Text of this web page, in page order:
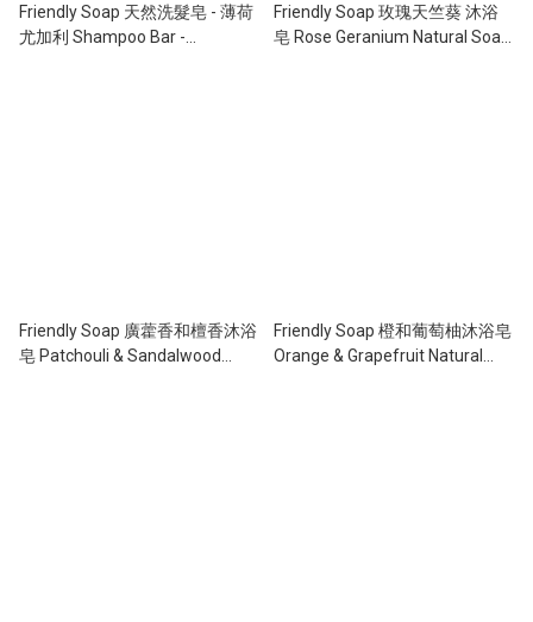
Friendly Soap 天然洗髮皂 - 薄荷
尤加利 Shampoo Bar -
Friendly Soap 玫瑰天竺葵 沐浴
皂 Rose Geranium Natural Soap
Friendly Soap 廣藿香和檀香沐浴
皂 Patchouli & Sandalwood
Friendly Soap 橙和葡萄柚沐浴皂
Orange & Grapefruit Natural